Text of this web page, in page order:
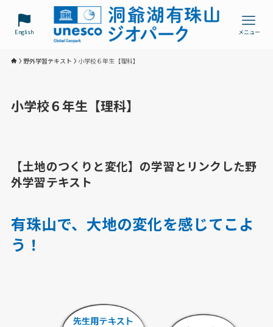
English メニュー
野外学習テキスト 小学校６年生【理科】
小学校６年生【理科】
【土地のつくりと変化】の学習とリンクした野
外学習テキスト
有珠山で、大地の変化を感じてこよ
う！